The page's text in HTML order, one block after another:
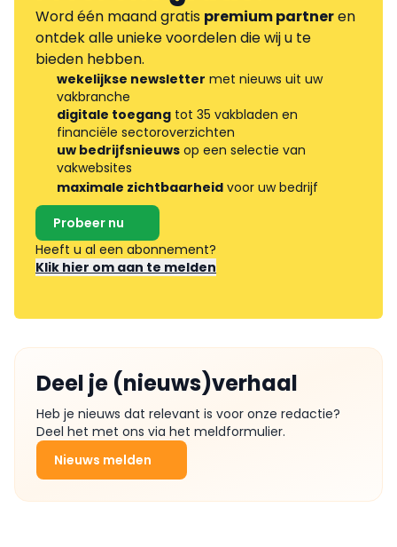
Word één maand gratis premium partneren
ontdek alle unieke voordelen die wij u te
bieden hebben.
wekelijkse newsletter met nieuws uit uw
vakbranche
digitale toegang tot 35 vakbladen en
financiële sectoroverzichten
uw bedrijfsnieuws op een selectie van
vakwebsites
maximale zichtbaarheid voor uw bedrijf
Probeer nu
Heeft u al een abonnement?
Klik hier om aan te melden
Deel je (nieuws)verhaal
Heb je nieuws dat relevant is voor onze redactie?
Deel het met ons via het meldformulier.
Nieuws melden